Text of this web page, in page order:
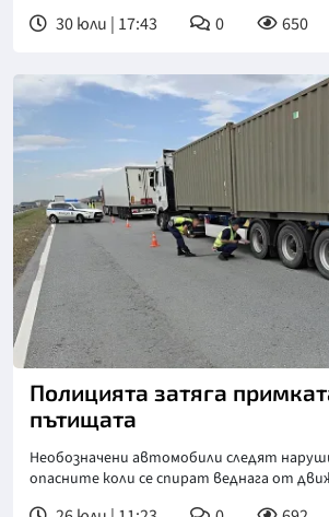
30 юли | 17:43 0 650
Снимка: МВР
Полицията затяга
пътищата
Необозначени автомобили следят
опасните коли се спират веднага от